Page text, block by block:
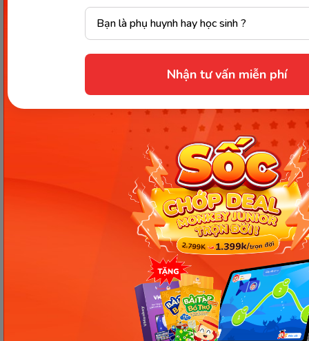
Nhận tư vấn miễn phí
breaking
Accuse somebody of V-ing.
accused đi với giới
” chính là giới từ “of”. Hy vọng qua bài viết này,
bạn đã nắm vững cấu trúc accuse somebody of
something cũng như phân biệt được nó với các từ
dễ gây nhầm lẫn như “charge” hay “blame”. Đừng
quên luyện tập thường xuyên để sử dụng cấu trúc
này một cách tự nhiên nhất nhé!
Chia sẻ ngay
Thông tin trong bài viết được tổng hợp nhằm
mục đích tham khảo và có thể thay đổi mà
không cần báo trước. Quý khách vui lòng
kiểm tra lại qua các kênh chính thức hoặc liên
hệ trực tiếp với đơn vị liên quan để nắm bắt